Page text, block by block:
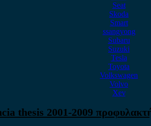
Seat
Skoda
Smart
ssangyong
Subaru
Suzuki
Tesla
Toyota
Volkswagen
Volvo
Xev
thesis 2001-2009